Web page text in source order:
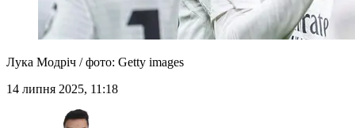
Лука Модріч / фото: Getty images
14 липня 2025, 11:18